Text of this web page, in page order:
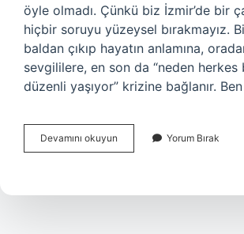
öyle olmadı. Çünkü biz İzmir’de bir
hiçbir soruyu yüzeysel bırakmayız.
baldan çıkıp hayatın anlamına,
sevgililere, en son da “neden herkes
düzenli yaşıyor” krizine bağlanır.
Devamını okuyun
bal
Yorum Bırak